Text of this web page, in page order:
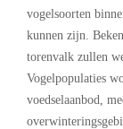
vogelsoorten
kunnen zijn.
torenvalk zullen
Vogelpopulaties
voedselaanbod,